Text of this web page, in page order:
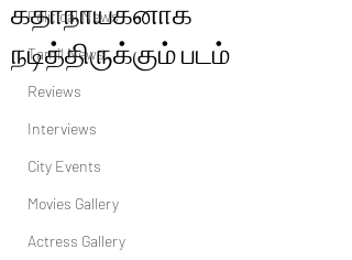
Political News
Tamil News
Reviews
Interviews
City Events
Movies Gallery
Actress Gallery
கதாநாயகனாக
நடித்திருக்கும் படம்